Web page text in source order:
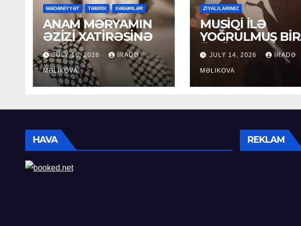
MƏDƏNİYYƏT TƏBRİK XƏBƏRLƏR
ANAM MƏRYAMIN
ƏZİZİ XATİRƏSİNƏ
JULY 16, 2026 İRADƏ
MƏLIKOVA
ZİYALILARIMIZ
MUSİQİ İLƏ
YOĞRULMUŞ BİR
ÖMÜR
JULY 14, 2026 İRADƏ
MƏLIKOVA
HAVA REKLAM